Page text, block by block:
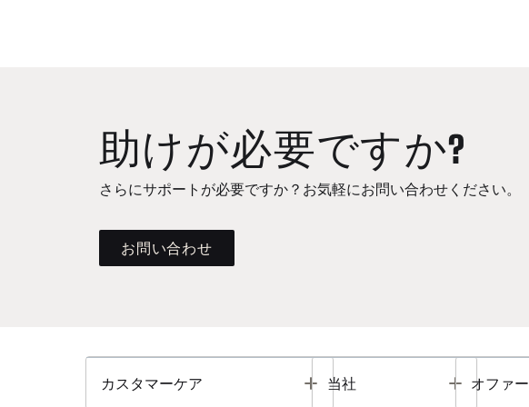
助けが必要ですか?
さらにサポートが必要ですか？お気軽にお問い合わせください。
お問い合わせ
カスタマーケア Toggle
当社 Toggle
オファー